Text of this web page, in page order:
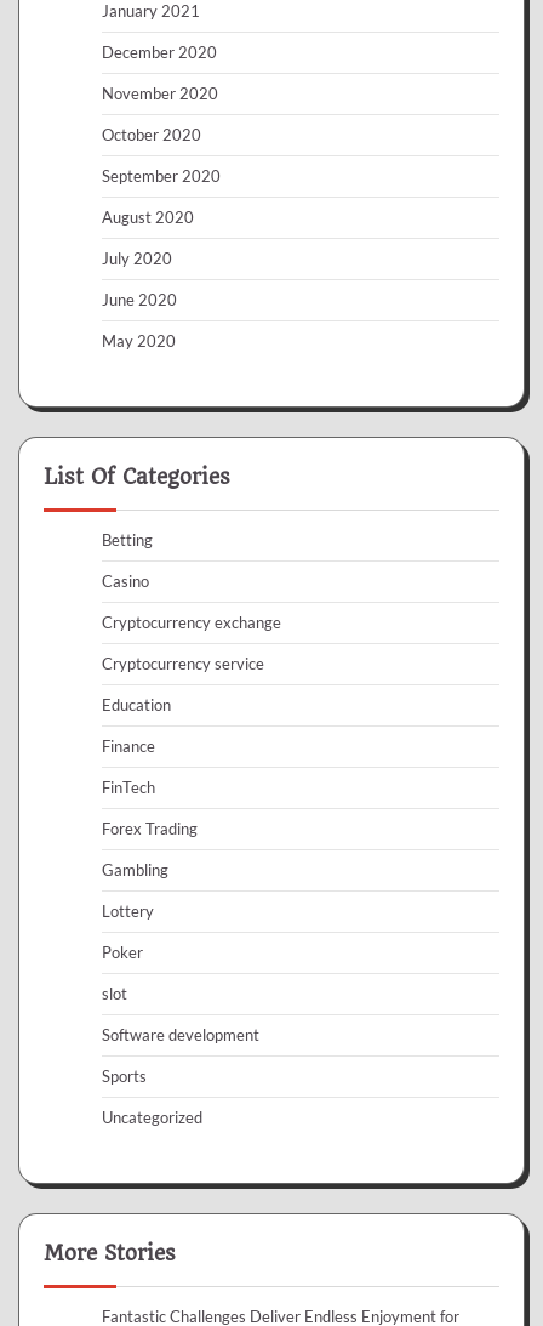
January 2021
December 2020
November 2020
October 2020
September 2020
August 2020
July 2020
June 2020
May 2020
List Of Categories
Betting
Casino
Cryptocurrency exchange
Cryptocurrency service
Education
Finance
FinTech
Forex Trading
Gambling
Lottery
Poker
slot
Software development
Sports
Uncategorized
More Stories
Fantastic Challenges Deliver Endless Enjoyment for